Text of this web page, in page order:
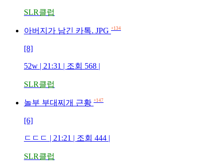
SLR클럽
아버지가 남긴 카톡. JPG +134
[8]
52w | 21:31 | 조회 568 |
SLR클럽
놀부 부대찌개 근황 +147
[6]
ㄷㄷㄷ | 21:21 | 조회 444 |
SLR클럽